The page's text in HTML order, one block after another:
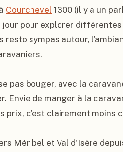
Courchevel 1300 (il y a un
pour explorer différentes
resto sympas autour,
pas bouger, avec la
Envie de manger à la
prix, c'est clairement moins
Méribel et Val d'Isère